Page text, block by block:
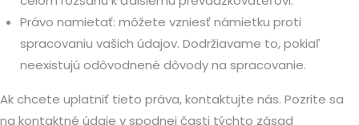
Právo namietať: môžete vzniesť námietku proti
spracovaniu vašich údajov. Dodržiavame to, pokiaľ
neexistujú odôvodnené dôvody na spracovanie.
Ak chcete uplatniť tieto práva, kontaktujte nás. Pozrite sa
na kontaktné údaje v spodnej časti týchto zásad